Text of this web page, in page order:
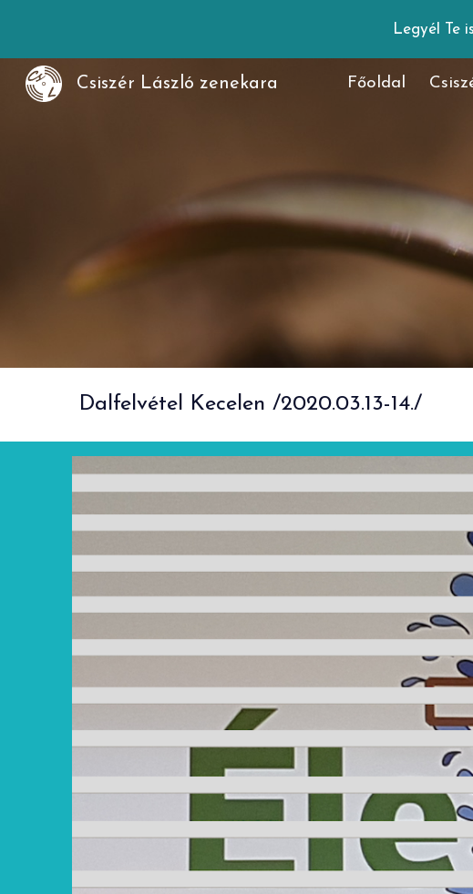
Skip to
Legyél Te
Csiszér László zenekara Főoldal
Dalfelvétel Kecelen /2020.03.13-14./